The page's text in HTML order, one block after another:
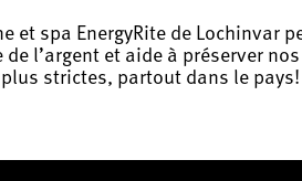
et spa EnergyRite de
de l’argent et aide à préserver
strictes, partout dans le pays!